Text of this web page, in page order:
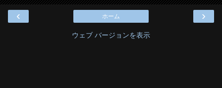
‹ ›
ホーム
ウェブ バージョンを表示